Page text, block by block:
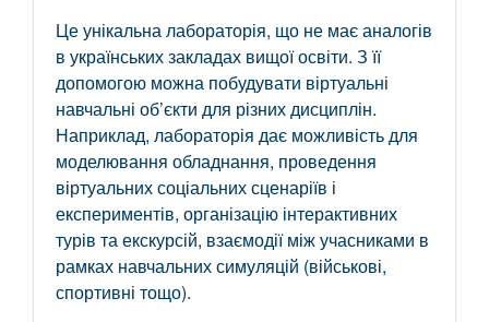
Це унікальна лабораторія, що не має аналогів
в українських закладах вищої освіти. З її
допомогою можна побудувати віртуальні
навчальні об’єкти для різних дисциплін.
Наприклад, лабораторія дає можливість для
моделювання обладнання, проведення
віртуальних соціальних сценаріїв і
експериментів, організацію інтерактивних
турів та екскурсій, взаємодії між учасниками в
рамках навчальних симуляцій (військові,
спортивні тощо).